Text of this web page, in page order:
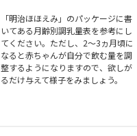
「明治ほほえみ」のパッケージに書
いてある月齢別調乳量表を参考にし
てください。ただし、2〜3ヵ月頃に
なると赤ちゃんが自分で飲む量を調
整するようになりますので、欲しが
るだけ与えて様子をみましょう。